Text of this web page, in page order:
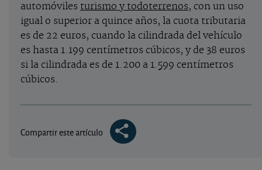
automóviles turismo y todoterrenos, con un uso
igual o superior a quince años, la cuota tributaria
es de 22 euros, cuando la cilindrada del vehículo
es hasta 1.199 centímetros cúbicos, y de 38 euros
si la cilindrada es de 1.200 a 1.599 centímetros
cúbicos.
Compartir este artículo